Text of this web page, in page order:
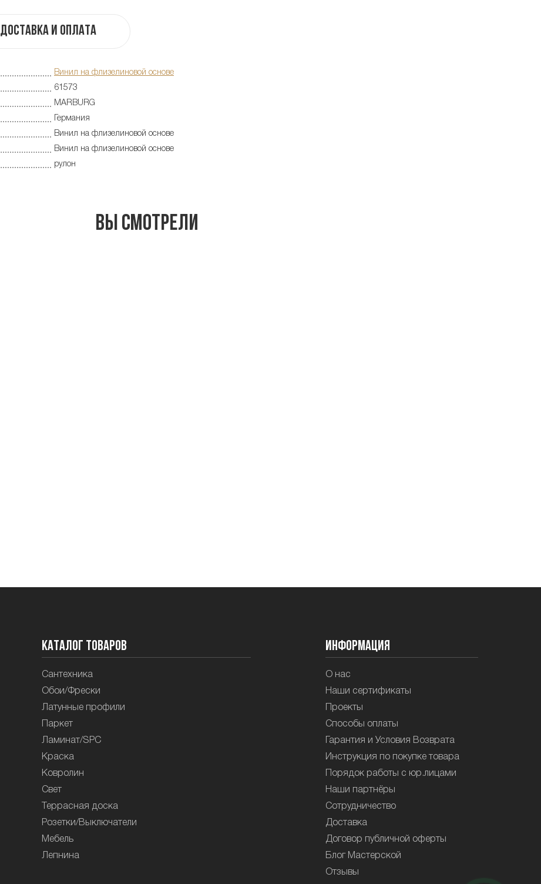
Доставка и оплата
Винил на флизелиновой основе
61573
MARBURG
Германия
Винил на флизелиновой основе
Винил на флизелиновой основе
рулон
Вы смотрели
Каталог товаров
Сантехника
Обои/Фрески
Латунные профили
Паркет
Ламинат/SPC
Краска
Ковролин
Свет
Террасная доска
Розетки/Выключатели
Мебель
Лепнина
Информация
О нас
Наши сертификаты
Проекты
Способы оплаты
Гарантия и Условия Возврата
Инструкция по покупке товара
Порядок работы с юр.лицами
Наши партнёры
Сотрудничество
Доставка
Договор публичной оферты
Блог Мастерской
Отзывы